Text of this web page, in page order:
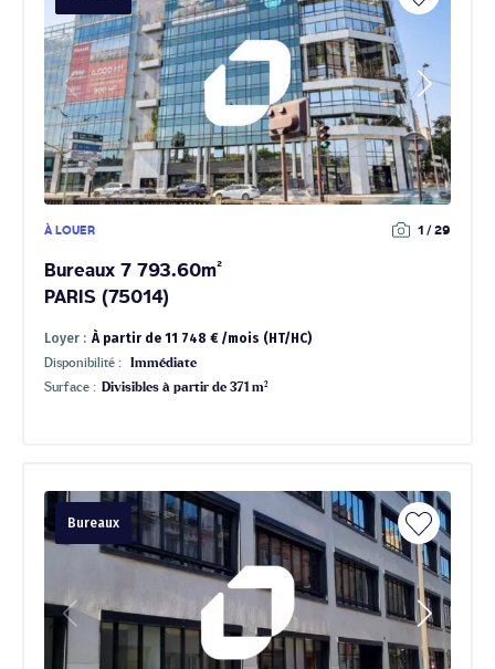
À LOUER 1 / 29
Bureaux 7 793.60m²
PARIS (75014)
Loyer : À partir de 11 748 € /mois (HT/HC)
Disponibilité :
Immédiate
Surface : Divisibles à partir de 371 m²
Bureaux